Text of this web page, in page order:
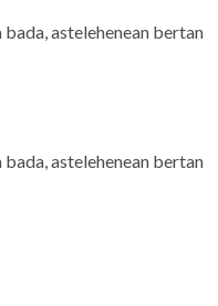
astelehenean bertan
astelehenean bertan